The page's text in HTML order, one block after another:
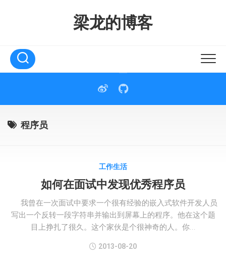
梁龙的博客
程序员
工作生活
如何在面试中发现优秀程序员
我曾在一次面试中要求一个很有经验的嵌入式软件开发人员
写出一个反转一段字符串并输出到屏幕上的程序。他在这个题
目上挣扎了很久。这个家伙是个很神奇的人。你...
2013-08-20